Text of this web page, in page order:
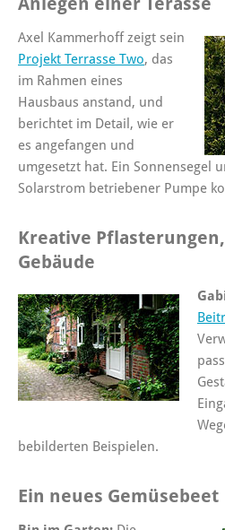
Anlegen einer Terasse
Axel Kammerhoff zeigt sein
Projekt Terrasse Two, das
im Rahmen eines
Hausbaus anstand, und
berichtet im Detail, wie er
es angefangen und
umgesetzt hat. Ein Sonnensegel
Solarstrom betriebener Pumpe
Kreative
Gebäude
bebilderten Beispielen.
Ein neues Gemüsebeet